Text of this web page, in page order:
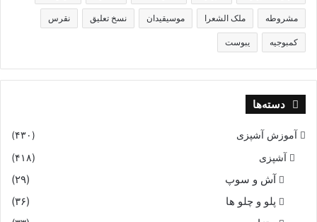
مشروطه ملک الشعرا موسیقیدان نسخ تعلیق نقرس
کمبوجیه یبوست
دسته‌ها
آموزش آشپزی (۴۳۰)
آشپزی (۴۱۸)
آش و سوپ
(۲۹)
پلو و چلو ها
(۳۶)